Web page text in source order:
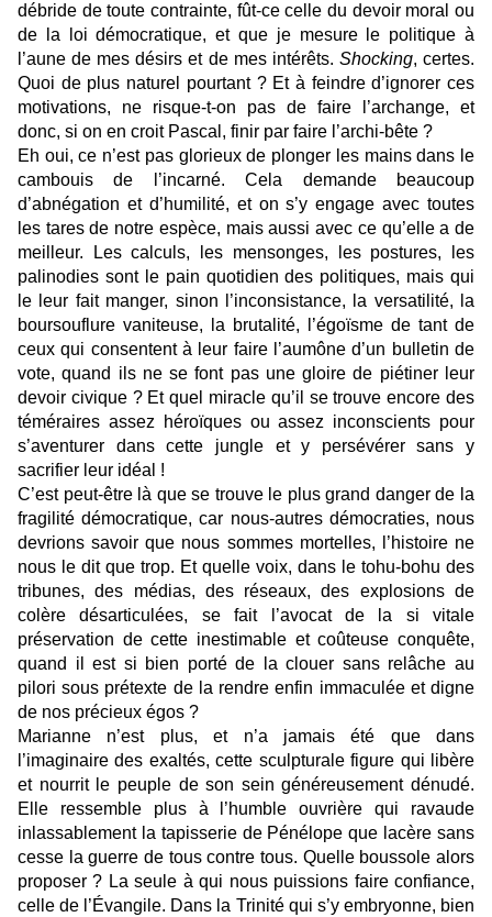
débride de toute contrainte, fût-ce celle du devoir moral ou
de la loi démocratique, et que je mesure le politique à
l’aune de mes désirs et de mes intérêts. Shocking, certes.
Quoi de plus naturel pourtant ? Et à feindre d’ignorer ces
motivations, ne risque-t-on pas de faire l’archange, et
donc, si on en croit Pascal, finir par faire l’archi-bête ?
Eh oui, ce n’est pas glorieux de plonger les mains dans le
cambouis de l’incarné. Cela demande beaucoup
d’abnégation et d’humilité, et on s’y engage avec toutes
les tares de notre espèce, mais aussi avec ce qu’elle a de
meilleur. Les calculs, les mensonges, les postures, les
palinodies sont le pain quotidien des politiques, mais qui
le leur fait manger, sinon l’inconsistance, la versatilité, la
boursouflure vaniteuse, la brutalité, l’égoïsme de tant de
ceux qui consentent à leur faire l’aumône d’un bulletin de
vote, quand ils ne se font pas une gloire de piétiner leur
devoir civique ? Et quel miracle qu’il se trouve encore des
téméraires assez héroïques ou assez inconscients pour
s’aventurer dans cette jungle et y persévérer sans y
sacrifier leur idéal !
C’est peut-être là que se trouve le plus grand danger de la
fragilité démocratique, car nous-autres démocraties, nous
devrions savoir que nous sommes mortelles, l’histoire ne
nous le dit que trop. Et quelle voix, dans le tohu-bohu des
tribunes, des médias, des réseaux, des explosions de
colère désarticulées, se fait l’avocat de la si vitale
préservation de cette inestimable et coûteuse conquête,
quand il est si bien porté de la clouer sans relâche au
pilori sous prétexte de la rendre enfin immaculée et digne
de nos précieux égos ?
Marianne n’est plus, et n’a jamais été que dans
l’imaginaire des exaltés, cette sculpturale figure qui libère
et nourrit le peuple de son sein généreusement dénudé.
Elle ressemble plus à l’humble ouvrière qui ravaude
inlassablement la tapisserie de Pénélope que lacère sans
cesse la guerre de tous contre tous. Quelle boussole alors
proposer ? La seule à qui nous puissions faire confiance,
celle de l’Évangile. Dans la Trinité qui s’y embryonne, bien